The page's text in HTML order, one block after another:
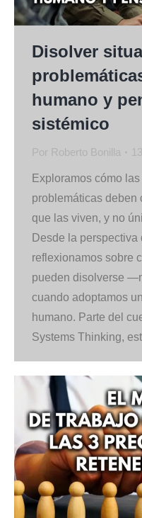
Disolver
humano y
sistémico
Por Roberto Bonilla
Exploramos cómo
problemáticas deben
que las viven, y no
Desde la
reflexionamos sobre
pueden disolverse
cuando adoptamos
humano. Parte del
Systems Thinking,